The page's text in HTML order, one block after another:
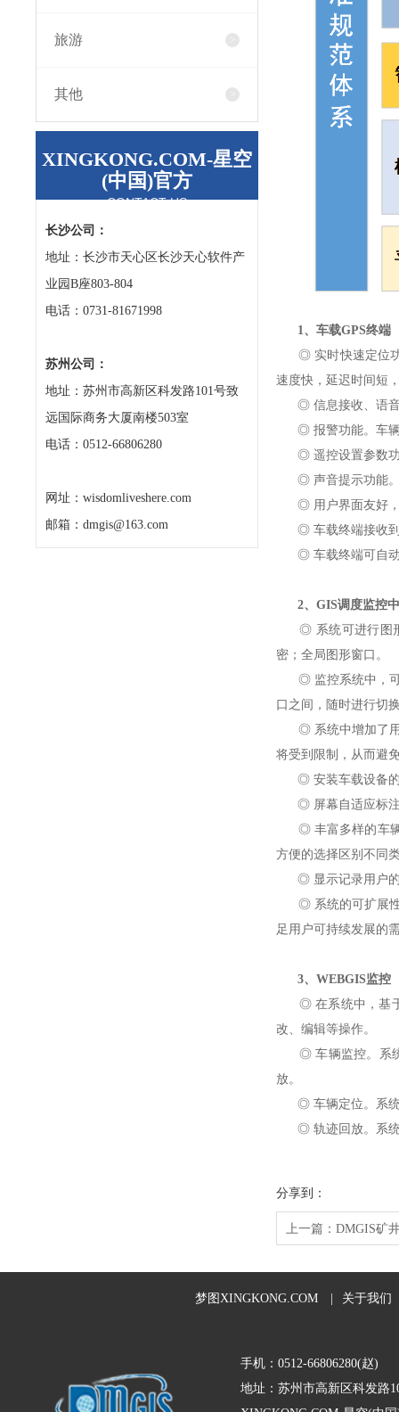
旅游
其他
XINGKONG.COM-星空
(中国)官方
CONTACT US
长沙公司：
地址：长沙市天心区长沙天心软件产
业园B座803-804
电话：0731-81671998
苏州公司：
地址：苏州市高新区科发路101号致
远国际商务大厦南楼503室
电话：0512-66806280
网址：wisdomliveshere.com
邮箱：dmgis@163.com
1、车载GPS终端
◎ 实时快速定位功
速度快，延迟时间短
◎ 信息接收、语音
◎ 报警功能。车辆
◎ 遥控设置参数功
◎ 声音提示功能。
◎ 用户界面友好，
◎ 车载终端接收到
◎ 车载终端可自动
2、GIS调度监控
◎ 系统可进行图形
密；全局图形窗口。
◎ 监控系统中，可
口之间，随时进行切
◎ 系统中增加了用
将受到限制，从而避
◎ 安装车载设备的
◎ 屏幕自适应标注
◎ 丰富多样的车辆
方便的选择区别不同
◎ 显示记录用户的
◎ 系统的可扩展性
足用户可持续发展的
3、WEBGIS监控
◎ 在系统中，基于
改、编辑等操作。
◎ 车辆监控。系统
放。
◎ 车辆定位。系统
◎ 轨迹回放。系统
分享到：
上一篇： DMGIS矿
梦图XINGKONG.COM 关于我们
手机：0512-66806280(赵)
地址：苏州市高新区科发路